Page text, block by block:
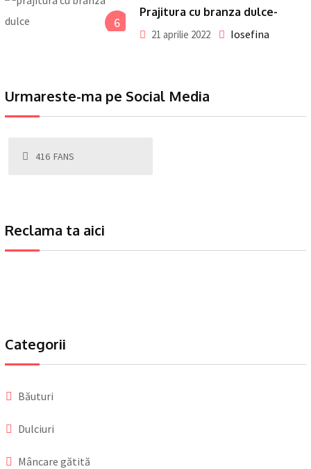
6
Prajitura cu branza dulce-
21 aprilie 2022 Iosefina
Urmareste-ma pe Social Media
416 FANS
Reclama ta aici
Categorii
Băuturi
Dulciuri
Mâncare gătită